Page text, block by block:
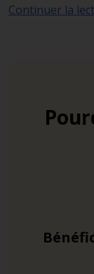
rejoindre le
dernier bus.
La limite de
120 km/h sur
Stationnement
En ville, les
Continuer la